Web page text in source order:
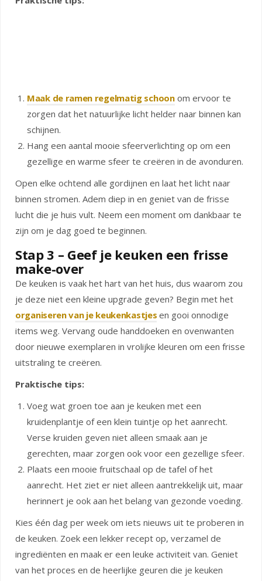
Maak de ramen regelmatig schoonom ervoor te
zorgen dat het natuurlijke licht helder naar binnen kan
schijnen.
Hang een aantal mooie sfeerverlichting op om een
gezellige en warme sfeer te creëren in de avonduren.
Open elke ochtend alle gordijnen en laat het licht naar
binnen stromen. Adem diep in en geniet van de frisse
lucht die je huis vult. Neem een moment om dankbaar te
zijn om je dag goed te beginnen.
Stap 3 – Geef je keuken een frisse
make-over
De keuken is vaak het hart van het huis, dus waarom zou
je deze niet een kleine upgrade geven? Begin met het
organiseren van je keukenkastjes en gooi onnodige
items weg. Vervang oude handdoeken en ovenwanten
door nieuwe exemplaren in vrolijke kleuren om een frisse
uitstraling te creëren.
Praktische tips:
Voeg wat groen toe aan je keuken met een
kruidenplantje of een klein tuintje op het aanrecht.
Verse kruiden geven niet alleen smaak aan je
gerechten, maar zorgen ook voor een gezellige sfeer.
Plaats een mooie fruitschaal op de tafel of het
aanrecht. Het ziet er niet alleen aantrekkelijk uit, maar
herinnert je ook aan het belang van gezonde voeding.
Kies één dag per week om iets nieuws uit te proberen in
de keuken. Zoek een lekker recept op, verzamel de
ingrediënten en maak er een leuke activiteit van. Geniet
van het proces en de heerlijke geuren die je keuken